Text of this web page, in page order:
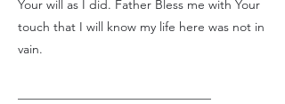
Your will as I did. Father Bless me with Your
touch that I will know my life here was not in
vain.